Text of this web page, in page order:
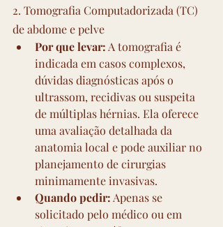
2. Tomografia Computadorizada (TC)
de abdome e pelve
Por que levar: A tomografia é
indicada em casos complexos,
dúvidas diagnósticas após o
ultrassom, recidivas ou suspeita
de múltiplas hérnias. Ela oferece
uma avaliação detalhada da
anatomia local e pode auxiliar no
planejamento de cirurgias
minimamente invasivas.
Quando pedir: Apenas se
solicitado pelo médico ou em